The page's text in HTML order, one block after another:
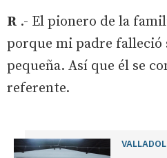
R .- El pionero de la
porque mi padre falleció
pequeña. Así que él se
referente.